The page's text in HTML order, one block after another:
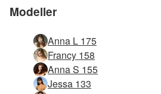
Modeller
Anna L 175
Francy 158
Anna S 155
Jessa 133